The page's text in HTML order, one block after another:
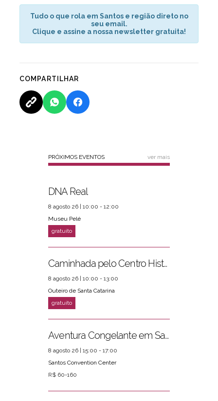
Tudo o que rola em Santos e região direto no
seu email.
Clique e assine a nossa newsletter gratuita!
COMPARTILHAR
PRÓXIMOS EVENTOS ver mais
DNA Real
8 agosto 26 | 10:00 - 12:00
Museu Pelé
Caminhada pelo Centro Histórico
8 agosto 26 | 10:00 - 13:00
Outeiro de Santa Catarina
Aventura Congelante em Santos
8 agosto 26 | 15:00 - 17:00
Santos Convention Center
R$ 60-160